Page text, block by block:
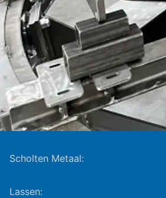
Scholten Metaal:
Lassen: